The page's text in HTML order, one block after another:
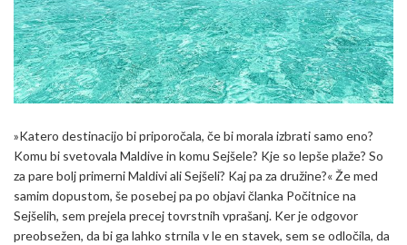
»Katero destinacijo bi priporočala, če bi morala izbrati samo eno?
Komu bi svetovala Maldive in komu Sejšele? Kje so lepše plaže? So
za pare bolj primerni Maldivi ali Sejšeli? Kaj pa za družine?« Že med
samim dopustom, še posebej pa po objavi članka Počitnice na
Sejšelih, sem prejela precej tovrstnih vprašanj. Ker je odgovor
preobsežen, da bi ga lahko strnila v le en stavek, sem se odločila, da